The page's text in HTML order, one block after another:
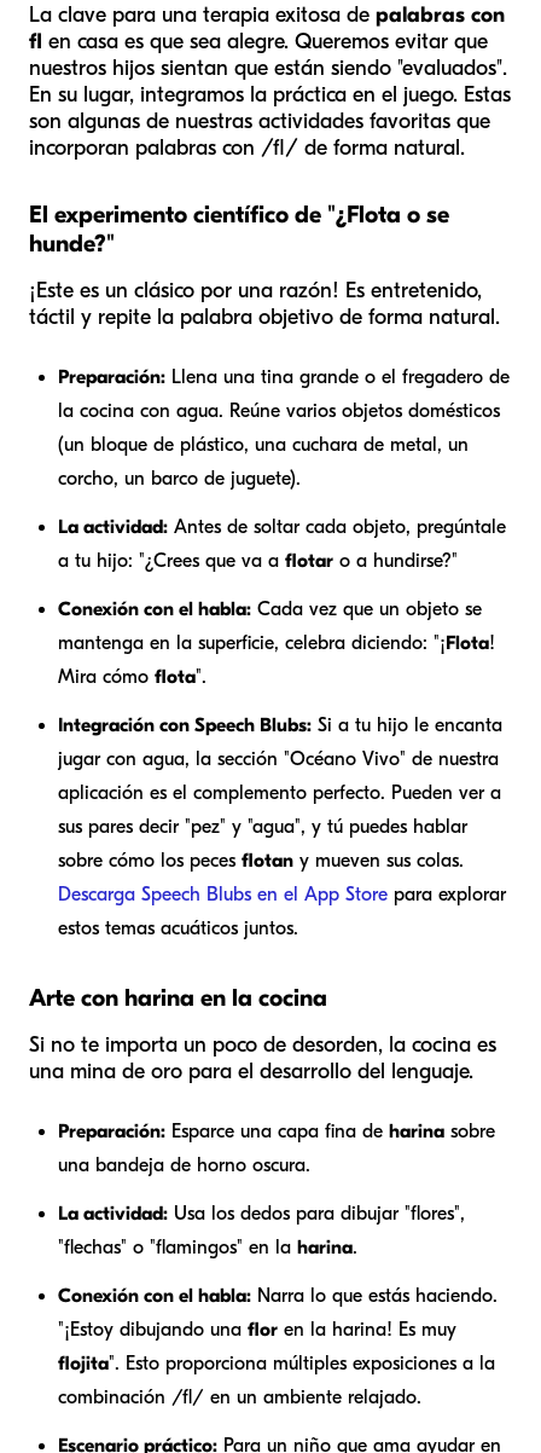
La clave para una terapia exitosa de palabras con
fl en casa es que sea alegre. Queremos evitar que
nuestros hijos sientan que están siendo "evaluados".
En su lugar, integramos la práctica en el juego. Estas
son algunas de nuestras actividades favoritas que
incorporan palabras con /fl/ de forma natural.
El experimento científico de "¿Flota o se
hunde?"
¡Este es un clásico por una razón! Es entretenido,
táctil y repite la palabra objetivo de forma natural.
Preparación: Llena una tina grande o el fregadero de
la cocina con agua. Reúne varios objetos domésticos
(un bloque de plástico, una cuchara de metal, un
corcho, un barco de juguete).
La actividad: Antes de soltar cada objeto, pregúntale
a tu hijo: "¿Crees que va a flotar o a hundirse?"
Conexión con el habla: Cada vez que un objeto se
mantenga en la superficie, celebra diciendo: "¡Flota!
Mira cómo flota".
Integración con Speech Blubs: Si a tu hijo le encanta
jugar con agua, la sección "Océano Vivo" de nuestra
aplicación es el complemento perfecto. Pueden ver a
sus pares decir "pez" y "agua", y tú puedes hablar
sobre cómo los peces flotan y mueven sus colas.
Descarga Speech Blubs en el App Store para explorar
estos temas acuáticos juntos.
Arte con harina en la cocina
Si no te importa un poco de desorden, la cocina es
una mina de oro para el desarrollo del lenguaje.
Preparación: Esparce una capa fina de harina sobre
una bandeja de horno oscura.
La actividad: Usa los dedos para dibujar "flores",
"flechas" o "flamingos" en la harina.
Conexión con el habla: Narra lo que estás haciendo.
"¡Estoy dibujando una flor en la harina! Es muy
flojita". Esto proporciona múltiples exposiciones a la
combinación /fl/ en un ambiente relajado.
Escenario práctico: Para un niño que ama ayudar en